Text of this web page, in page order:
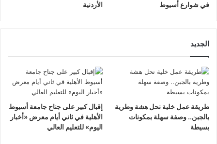
في شوارع أسيوط
الأردنية
الجديد
طريقة عمل خلية نحل هشة وطرية
بالجبن.. وصفة سهلة بمكونات
بسيطة
إقبال كبير على جناح جامعة أسيوط
الأهلية في ثاني أيام معرض «أخبار
اليوم» للتعليم العالي